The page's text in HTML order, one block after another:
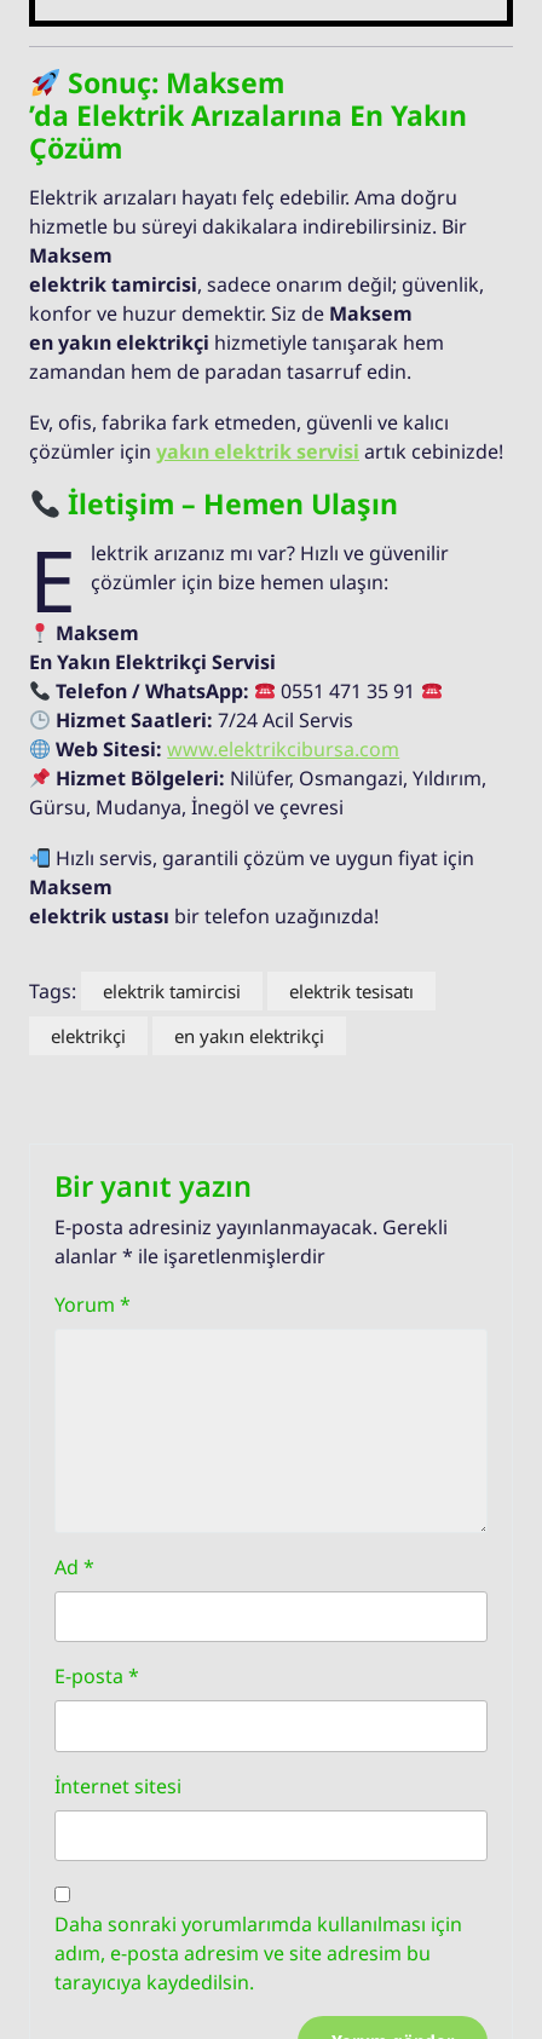
Sonuç: Maksem
’da Elektrik Arızalarına En Yakın
Çözüm
Elektrik arızaları hayatı felç edebilir. Ama doğru
hizmetle bu süreyi dakikalara indirebilirsiniz. Bir
Maksem
elektrik tamircisi, sadece onarım değil; güvenlik,
konfor ve huzur demektir. Siz de Maksem
en yakın elektrikçi hizmetiyle tanışarak hem
zamandan hem de paradan tasarruf edin.
Ev, ofis, fabrika fark etmeden, güvenli ve kalıcı
çözümler için yakın elektrik servisi artık cebinizde!
İletişim – Hemen Ulaşın
E
lektrik arızanız mı var? Hızlı ve güvenilir
çözümler için bize hemen ulaşın:
Maksem
En Yakın Elektrikçi Servisi
Telefon / WhatsApp:
0551 471 35 91
Hizmet Saatleri: 7/24 Acil Servis
Web Sitesi: www.elektrikcibursa.com
Hizmet Bölgeleri: Nilüfer, Osmangazi, Yıldırım,
Gürsu, Mudanya, İnegöl ve çevresi
Hızlı servis, garantili çözüm ve uygun fiyat için
Maksem
elektrik ustası bir telefon uzağınızda!
Tags: elektrik tamircisi
elektrik tesisatı
elektrikçi
en yakın elektrikçi
Bir yanıt yazın
E-posta adresiniz yayınlanmayacak. Gerekli
alanlar* ile işaretlenmişlerdir
Yorum *
Ad *
E-posta *
İnternet sitesi
Daha sonraki yorumlarımda kullanılması için
adım, e-posta adresim ve site adresim bu
tarayıcıya kaydedilsin.